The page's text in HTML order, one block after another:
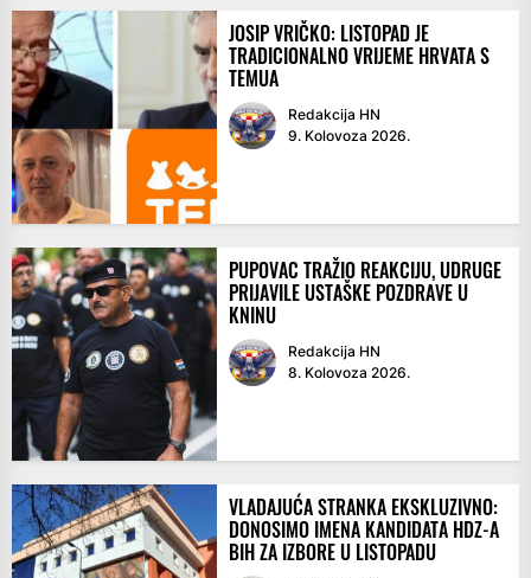
JOSIP VRIČKO: LISTOPAD JE
TRADICIONALNO VRIJEME HRVATA S
TEMUA
Redakcija HN
9. Kolovoza 2026.
PUPOVAC TRAŽIO REAKCIJU, UDRUGE
PRIJAVILE USTAŠKE POZDRAVE U
KNINU
Redakcija HN
8. Kolovoza 2026.
VLADAJUĆA STRANKA EKSKLUZIVNO:
DONOSIMO IMENA KANDIDATA HDZ-A
BIH ZA IZBORE U LISTOPADU